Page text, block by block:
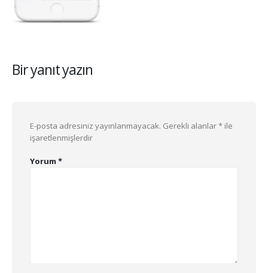
Bir yanıt yazın
E-posta adresiniz yayınlanmayacak. Gerekli alanlar* ile
işaretlenmişlerdir
Yorum *